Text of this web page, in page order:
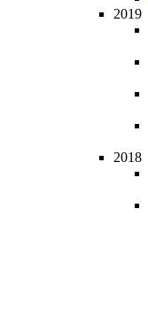
2019
2018